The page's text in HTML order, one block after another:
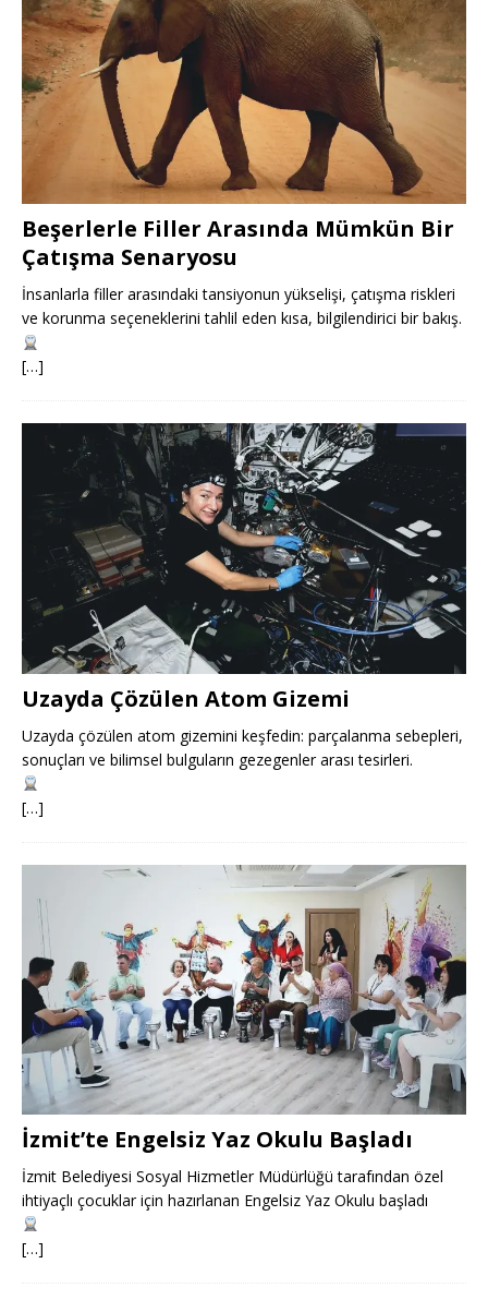
Beşerlerle Filler Arasında Mümkün Bir
Çatışma Senaryosu
İnsanlarla filler arasındaki tansiyonun yükselişi, çatışma riskleri
ve korunma seçeneklerini tahlil eden kısa, bilgilendirici bir bakış.
[…]
Uzayda Çözülen Atom Gizemi
Uzayda çözülen atom gizemini keşfedin: parçalanma sebepleri,
sonuçları ve bilimsel bulguların gezegenler arası tesirleri.
[…]
İzmit’te Engelsiz Yaz Okulu Başladı
İzmit Belediyesi Sosyal Hizmetler Müdürlüğü tarafından özel
ihtiyaçlı çocuklar için hazırlanan Engelsiz Yaz Okulu başladı
[…]